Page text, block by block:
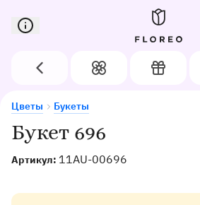
Сервис доставки цветов в Орле
Назад Цветы Подарки
Букет 696
Артикул: 11AU-00696
Цветы Букеты
Букет 696